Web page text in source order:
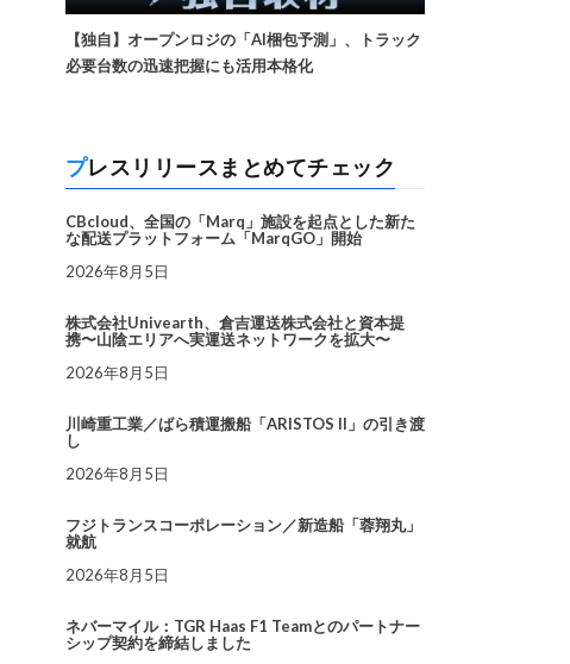
【独自】オープンロジの「AI梱包予測」、トラック
必要台数の迅速把握にも活用本格化
プレスリリースまとめてチェック
CBcloud、全国の「Marq」施設を起点とした新た
な配送プラットフォーム「MarqGO」開始
2026年8月5日
株式会社Univearth、倉吉運送株式会社と資本提
携〜山陰エリアへ実運送ネットワークを拡大〜
2026年8月5日
川崎重工業／ばら積運搬船「ARISTOS II」の引き渡
し
2026年8月5日
フジトランスコーポレーション／新造船「蓉翔丸」
就航
2026年8月5日
ネバーマイル：TGR Haas F1 Teamとのパートナー
シップ契約を締結しました